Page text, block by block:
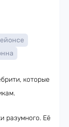
которые
разумного. Её